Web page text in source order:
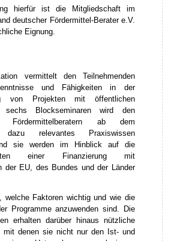
hierfür ist die Mitgliedschaft im
deutscher Fördermittel-Berater e.V.
Eignung.
vermittelt den Teilnehmenden
und Fähigkeiten in der
von Projekten mit öffentlichen
sechs Blockseminaren wird den
Fördermittelberatern ab dem
dazu relevantes Praxiswissen
sie werden im Hinblick auf die
einer Finanzierung mit
der EU, des Bundes und der Länder
welche Faktoren wichtig und wie die
Programme anzuwenden sind.
Die
erhalten darüber hinaus nützliche
mit denen sie nicht nur den Ist- und